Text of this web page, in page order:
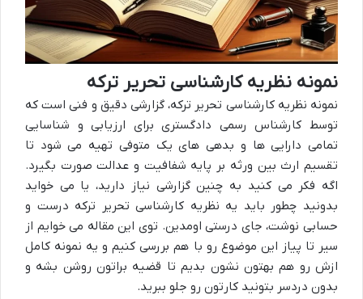
نمونه نظریه کارشناسی تحریر ترکه
نمونه نظریه کارشناسی تحریر ترکه، گزارشی دقیق و فنی است که
توسط کارشناس رسمی دادگستری برای ارزیابی و شناسایی
تمامی دارایی ها و بدهی های یک متوفی تهیه می شود تا
تقسیم ارث بین ورثه بر پایه شفافیت و عدالت صورت بگیرد.
اگه فکر می کنید به چنین گزارشی نیاز دارید، یا می خواید
بدونید چطور باید یه نظریه کارشناسی تحریر ترکه درست و
حسابی نوشت، جای درستی اومدین. توی این مقاله می خوایم از
سیر تا پیاز این موضوع رو با هم بررسی کنیم و یه نمونه کامل
ازش رو هم بهتون نشون بدیم تا قضیه براتون روشن بشه و
بدون دردسر بتونید کارتون رو جلو ببرید.